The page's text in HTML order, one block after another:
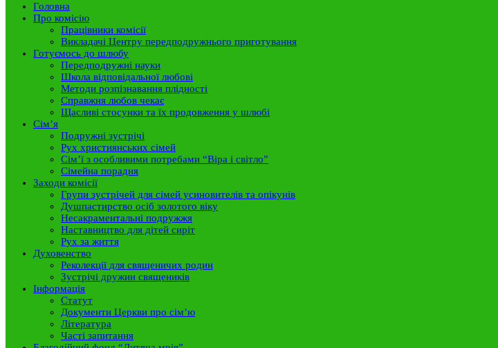
Головна
Про комісію
Працівники комісії
Викладачі Центру передподружнього приготування
Готуємось до шлюбу
Передподружні науки
Школа відповідальної любові
Методи розпізнавання плідності
Справжня любов чекає
Щасливі стосунки та їх продовження у шлюбі
Сім’я
Подружні зустрічі
Рух християнських сімей
Сім’ї з особливими потребами “Віра і світло”
Сімейна порадня
Заходи комісії
Групи зустрічей для сімей усиновителів та опікунів
Душпастирство осіб золотого віку
Несакраментальні подружжя
Наставництво для дітей сиріт
Рух за життя
Духовенство
Реколекції для священичих родин
Зустрічі дружин священиків
Інформація
Статут
Документи Церкви про сім’ю
Література
Часті запитання